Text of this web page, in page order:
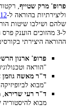
פרופ' מרק שטייף ,
וליצירתיות בהוראה ל-12 המרצות והמרצים הזוכים
שלהם ושילבו שיטות
ל-3 מהזוכים הוענק
ההוראה היצירתי
פרופ' ארנון
"הוראה
ד"ר מאשה גוזמן
"מבוא
ד"ר רעי שרירא